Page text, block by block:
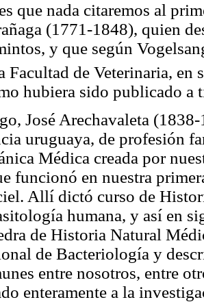
que nada citaremos al
(1771-1848), quien
y que según
Facultad de Veterinaria, en
hubiera sido publicado a
José Arechavaleta
uruguaya, de profesión
Médica creada por
funcionó en nuestra
. Allí dictó curso de
humana, y así en
de Historia Natural
de Bacteriología y
entre nosotros, entre
enteramente a la